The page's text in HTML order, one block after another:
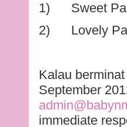
1) Sweet
2) Lovely
Kalau
September
immediate